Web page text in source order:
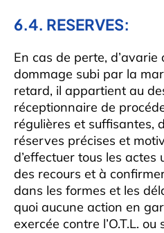
6.4. RESERVES:
En cas de perte,
dommage subi par la
retard, il appartient au
réceptionnaire de
régulières et suffisantes,
réserves précises et
d’effectuer tous les
des recours et à
dans les formes et les
quoi aucune action en
exercée contre l’O.T.L. ou